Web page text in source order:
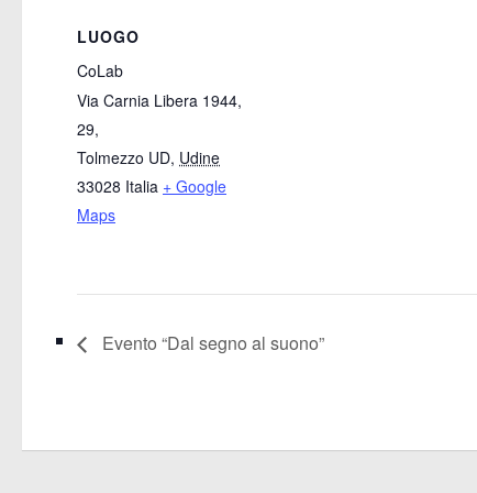
LUOGO
CoLab
Via Carnia Libera 1944,
29,
Tolmezzo UD, Udine
33028 Italia + Google
Maps
Evento “Dal segno al suono”